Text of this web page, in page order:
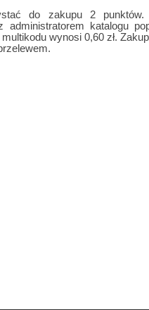
do zakupu 2
administratorem katalogu
wynosi 0,60 zł.